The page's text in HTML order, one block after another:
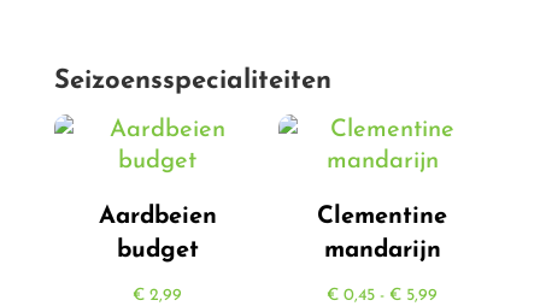
Seizoensspecialiteiten
Aardbeien
budget
€ 2,99
Clementine
mandarijn
€ 0,45 - € 5,99